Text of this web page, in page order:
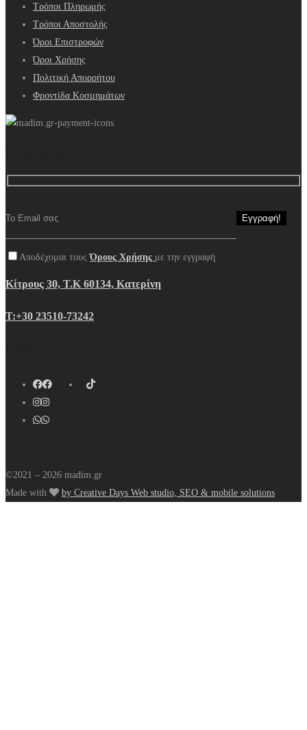
Τρόποι Πληρωμής
Τρόποι Αποστολής
Όροι Επιστροφών
Όροι Χρήσης
Πολιτική Απορρήτου
Φροντίδα Κοσμημάτων
Αποδέχομαι τουςΌρους Χρήσης με την εγγραφή
Κίτρους 30, Τ.Κ 60134, Κατερίνη
Τ:+30 23510-73242
©2021 – 2026 madim.gr
Made with
by Creative Days Web studio, SEO & mobile solutions